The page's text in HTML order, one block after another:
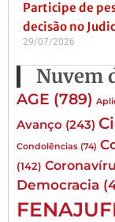
Participe de
decisão no
29/07/2026
Nuvem
AGE (789)
Avanço (243)
Condolências (74)
(142)
Democracia